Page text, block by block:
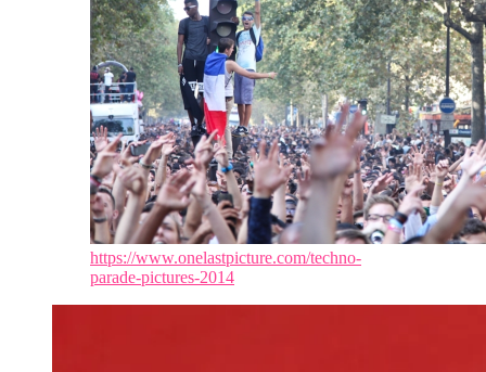
https://www.onelastpicture.com/techno-
parade-pictures-2014